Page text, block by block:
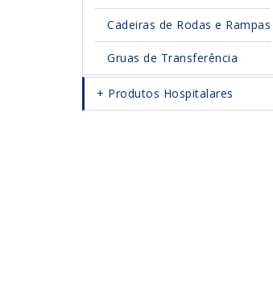
Cadeiras de Rodas e Rampas
Gruas de Transferência
Produtos Hospitalares